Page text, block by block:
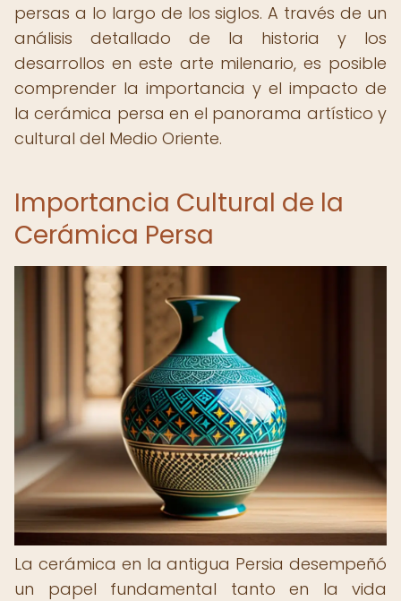
persas a lo largo de los siglos. A través de un
análisis detallado de la historia y los
desarrollos en este arte milenario, es posible
comprender la importancia y el impacto de
la cerámica persa en el panorama artístico y
cultural del Medio Oriente.
Importancia Cultural de la
Cerámica Persa
La cerámica en la antigua Persia desempeñó
un papel fundamental tanto en la vida